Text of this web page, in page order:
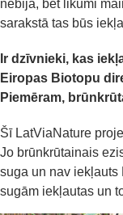
nebija, bet likumi
sarakstā tas būs
Ir dzīvnieki, kas
Eiropas Biotopu
Piemēram,
Šī LatViaNature
Jo brūnkrūtainais
suga un nav iekļauts
sugām iekļautas un